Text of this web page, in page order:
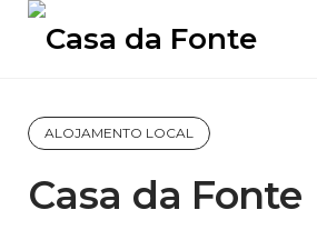
Skip
ALOJAMENTO LOCAL
Casa da Fonte